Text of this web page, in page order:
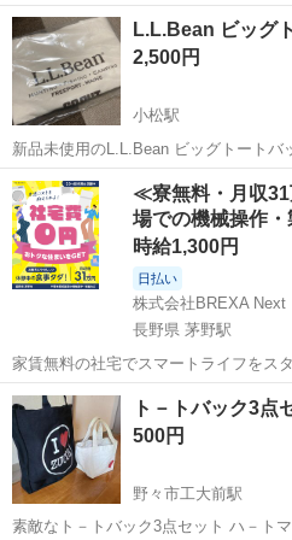
石川 金沢市 バッグ
L.L.Bean ビッグ
2,500円
小松駅
新品未使用のL.L.Bean ビッグトートバ
石川 小松市 小松駅 バッグ
≪寮無料・月収
場での機械操作
時給1,300円
日払い
株式会社BREXA Next
長野県 茅野駅
家賃無料の社宅でスマートライフをス
械操作・検査＞ランチ代もかからない
り！月収例31万円／長野県茅野市 半導体基板の製造・検査 クリーンル
ーム内で、半導体基板の製造や検...
長野 茅野市 茅野駅 その他
ト－トバック3点
500円
野々市工大前駅
素敵なト－トバック3点セット ハ－トマ－クがポイント ワンちゃんも